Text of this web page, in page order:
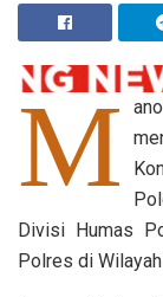
M
Divisi Humas
Polres di